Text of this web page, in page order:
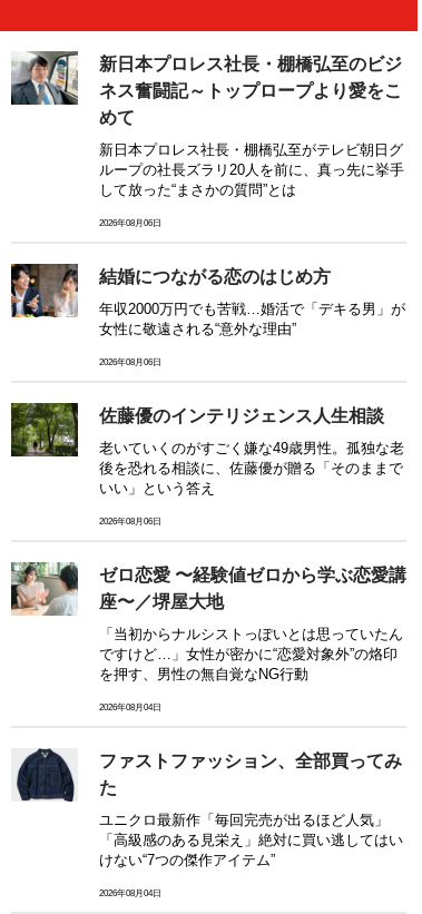
新日本プロレス社長・棚橋弘至のビジ
ネス奮闘記～トップロープより愛をこ
めて
新日本プロレス社長・棚橋弘至がテレビ朝日グ
ループの社長ズラリ20人を前に、真っ先に挙手
して放った“まさかの質問”とは
2026年08月06日
結婚につながる恋のはじめ方
年収2000万円でも苦戦…婚活で「デキる男」が
女性に敬遠される“意外な理由”
2026年08月06日
佐藤優のインテリジェンス人生相談
老いていくのがすごく嫌な49歳男性。孤独な老
後を恐れる相談に、佐藤優が贈る「そのままで
いい」という答え
2026年08月06日
ゼロ恋愛 〜経験値ゼロから学ぶ恋愛講
座〜／堺屋大地
「当初からナルシストっぽいとは思っていたん
ですけど…」女性が密かに“恋愛対象外”の烙印
を押す、男性の無自覚なNG行動
2026年08月04日
ファストファッション、全部買ってみ
た
ユニクロ最新作「毎回完売が出るほど人気」
「高級感のある見栄え」絶対に買い逃してはい
けない“7つの傑作アイテム”
2026年08月04日